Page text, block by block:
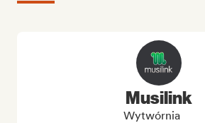
Musilink
Wytwórnia